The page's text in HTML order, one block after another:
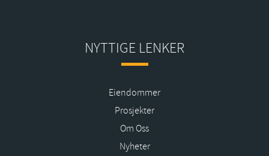
NYTTIGE LENKER
Eiendommer
Prosjekter
Om Oss
Nyheter